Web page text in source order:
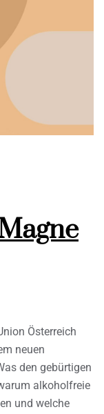
Österreich
neuen
den gebürtigen
alkoholfreie
und welche